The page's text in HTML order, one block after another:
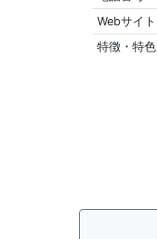
Webサイト
特徴・特色